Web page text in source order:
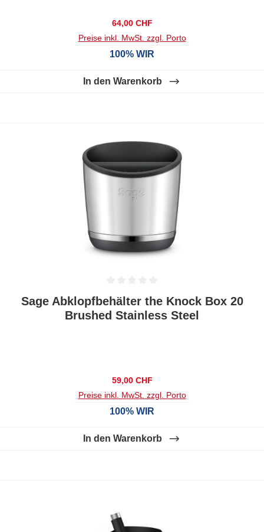
Regulärer Preis:
64,00 CHF
Preise inkl. MwSt. zzgl. Porto
100% WIR
In den Warenkorb
Durchschnittliche Bewertung von 0 von 5 Sternen
Sage Abklopfbehälter the Knock Box 20
Brushed Stainless Steel
Regulärer Preis:
59,00 CHF
Preise inkl. MwSt. zzgl. Porto
100% WIR
In den Warenkorb